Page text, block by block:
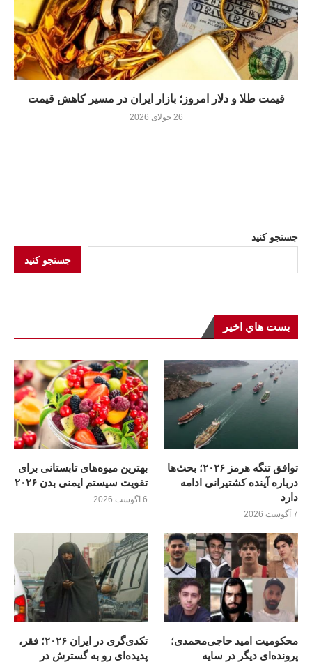
قیمت طلا و دلار امروز؛ بازار ایران در مسیر کاهش قیمت
26 جولای 2026
جستجو کنید
جستجو کنید
بست هاي اخير
توافق تنگه هرمز ۲۰۲۶؛ بحث‌ها
درباره آینده کشتیرانی ادامه
دارد
7 آگوست 2026
بهترین میوه‌های تابستانی برای
تقویت سیستم ایمنی بدن ۲۰۲۶
6 آگوست 2026
محکومیت امید حاجی‌محمدی؛
پرونده‌ای دیگر در سایه
تکدی‌گری در ایران ۲۰۲۶؛ فقر،
پدیده‌ای رو به گسترش در